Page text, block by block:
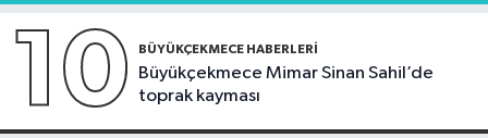
10 BÜYÜKÇEKMECE HABERLERI
Büyükçekmece Mimar Sinan Sahil’de
toprak kayması